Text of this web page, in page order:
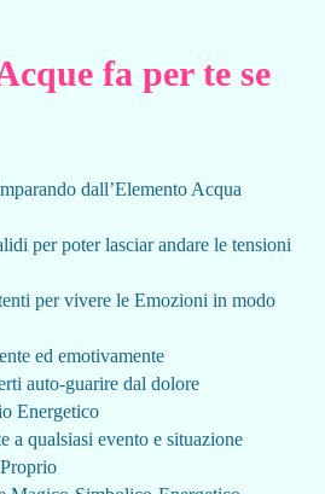
fa per te se
dall’Elemento Acqua
per poter lasciar andare le tensioni
per vivere le Emozioni in modo
ed emotivamente
auto-guarire dal dolore
Energetico
a qualsiasi evento e situazione